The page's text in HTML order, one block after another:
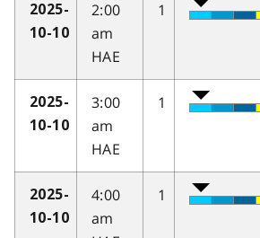
2025-
10-10
2:00
am
HAE
1
2025-
10-10
3:00
am
HAE
1
2025-
10-10
4:00
am
1